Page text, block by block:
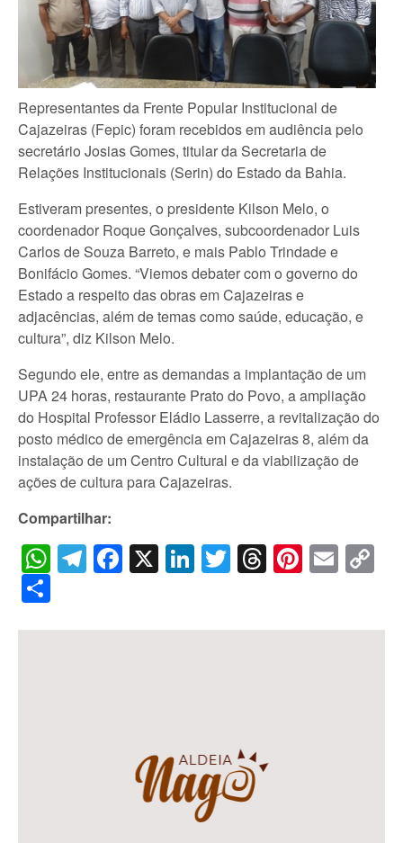
Representantes da Frente Popular Institucional de
Cajazeiras (Fepic) foram recebidos em audiência pelo
secretário Josias Gomes, titular da Secretaria de
Relações Institucionais (Serin) do Estado da Bahia.
Estiveram presentes, o presidente Kilson Melo, o
coordenador Roque Gonçalves, subcoordenador Luis
Carlos de Souza Barreto, e mais Pablo Trindade e
Bonifácio Gomes. “Viemos debater com o governo do
Estado a respeito das obras em Cajazeiras e
adjacências, além de temas como saúde, educação, e
cultura”, diz Kilson Melo.
Segundo ele, entre as demandas a implantação de um
UPA 24 horas, restaurante Prato do Povo, a ampliação
do Hospital Professor Eládio Lasserre, a revitalização do
posto médico de emergência em Cajazeiras 8, além da
instalação de um Centro Cultural e da viabilização de
ações de cultura para Cajazeiras.
Compartilhar:
WhatsApp
Telegram
Facebook
X LinkedIn
Twitter
Threads